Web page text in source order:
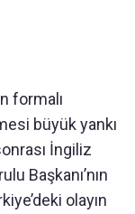
formalı
büyük yankı
İngiliz
Başkanı’nın
olayın